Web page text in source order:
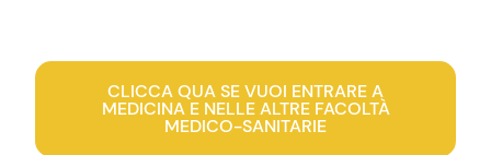
CLICCA QUA SE VUOI ENTRARE A
MEDICINA E NELLE ALTRE FACOLTÀ
MEDICO-SANITARIE